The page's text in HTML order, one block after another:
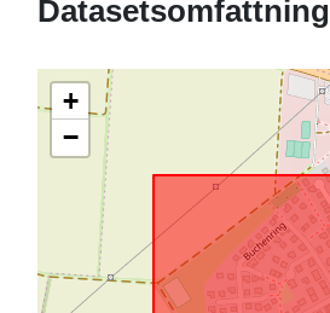
Datasetsomfattning
+
−